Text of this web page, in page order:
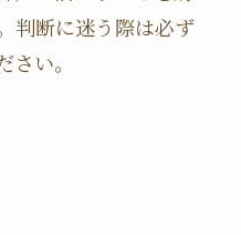
判断に迷う際は必ず